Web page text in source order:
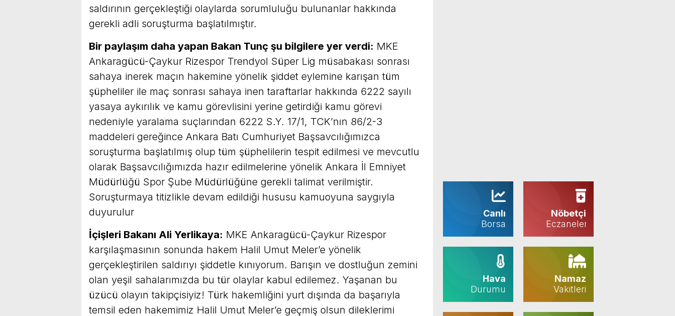
Canlı
Borsa
Nöbetçi
Eczaneler
Hava
Durumu
Namaz
Vakitleri
saldırının gerçekleştiği olaylarda sorumluluğu bulunanlar hakkında
gerekli adli soruşturma başlatılmıştır.
Bir paylaşım daha yapan Bakan Tunç şu bilgilere yer verdi: MKE
Ankaragücü-Çaykur Rizespor Trendyol Süper Lig müsabakası sonrası
sahaya inerek maçın hakemine yönelik şiddet eylemine karışan tüm
şüpheliler ile maç sonrası sahaya inen taraftarlar hakkında 6222 sayılı
yasaya aykırılık ve kamu görevlisini yerine getirdiği kamu görevi
nedeniyle yaralama suçlarından 6222 S.Y. 17/1, TCK’nın 86/2-3
maddeleri gereğince Ankara Batı Cumhuriyet Başsavcılığımızca
soruşturma başlatılmış olup tüm şüphelilerin tespit edilmesi ve mevcutlu
olarak Başsavcılığımızda hazır edilmelerine yönelik Ankara İl Emniyet
Müdürlüğü Spor Şube Müdürlüğüne gerekli talimat verilmiştir.
Soruşturmaya titizlikle devam edildiği hususu kamuoyuna saygıyla
duyurulur
İçişleri Bakanı Ali Yerlikaya: MKE Ankaragücü-Çaykur Rizespor
karşılaşmasının sonunda hakem Halil Umut Meler’e yönelik
gerçekleştirilen saldırıyı şiddetle kınıyorum. Barışın ve dostluğun zemini
olan yeşil sahalarımızda bu tür olaylar kabul edilemez. Yaşanan bu
üzücü olayın takipçisiyiz! Türk hakemliğini yurt dışında da başarıyla
temsil eden hakemimiz Halil Umut Meler’e geçmiş olsun dileklerimi